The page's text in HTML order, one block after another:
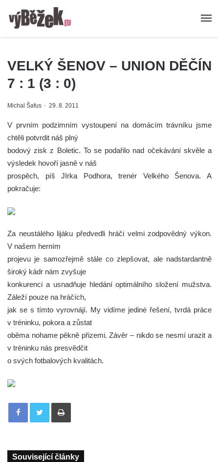
VELKÝ ŠENOV – UNION DĚČÍN
7 : 1 (3 : 0)
Michal Šafus 29. 8. 2011
V prvním podzimním vystoupení na domácím trávníku jsme
chtěli potvrdit náš plný
bodový zisk z Boletic. To se podařilo nad očekávání skvěle a
výsledek hovoří jasně v náš
prospěch, píš JIrka Podhora, trenér Velkého Šenova. A
pokračuje:
Za neustálého lijáku předvedli hráči velmi zodpovědný výkon.
V našem herním
projevu je samozřejmě stále co zlepšovat, ale nadstardantně
široký kádr nám zvyšuje
konkurenci a usnadňuje hledání optimálního složení mužstva.
Záleží pouze na hráčích,
jak se s tímto vyrovnájí. My vidíme jediné řešení, tvrdá práce
v tréninku, pokora a zůstat
oběma nohame pěkně přizemi. Závěr – nikdo se nesmí urazit a
v tréninku nás presvědčit
o svých fotbalových kvalitách.
Tisknout
Související články